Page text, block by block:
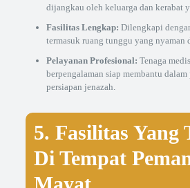
dijangkau oleh keluarga dan kerabat
Fasilitas Lengkap: Dilengkapi
termasuk ruang tunggu yang nyaman
Pelayanan Profesional: Tenaga
berpengalaman siap membantu dalam
persiapan jenazah.
5. Fasilitas Yang
Di Tempat